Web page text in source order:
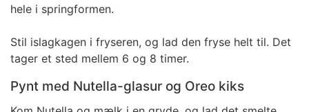
hele i springformen.
Stil islagkagen i fryseren, og lad den fryse helt til. Det
tager et sted mellem 6 og 8 timer.
Pynt med Nutella-glasur og Oreo kiks